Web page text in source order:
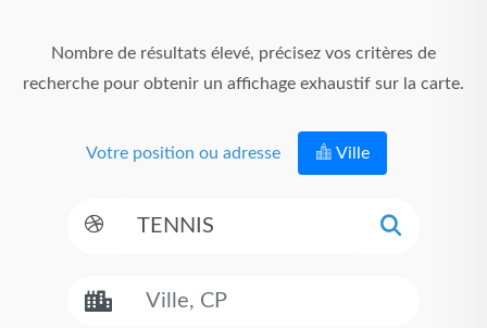
Nombre de résultats élevé, précisez vos critères de
recherche pour obtenir un affichage exhaustif sur la carte.
Votre position ou adresse Ville